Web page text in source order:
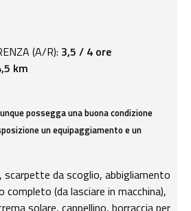
(A/R): 3,5 / 4 ore
km
possegga una buona condizione
un equipaggiamento e un
scarpette da scoglio, abbigliamento
completo (da lasciare in macchina),
solare, cappellino, borraccia per